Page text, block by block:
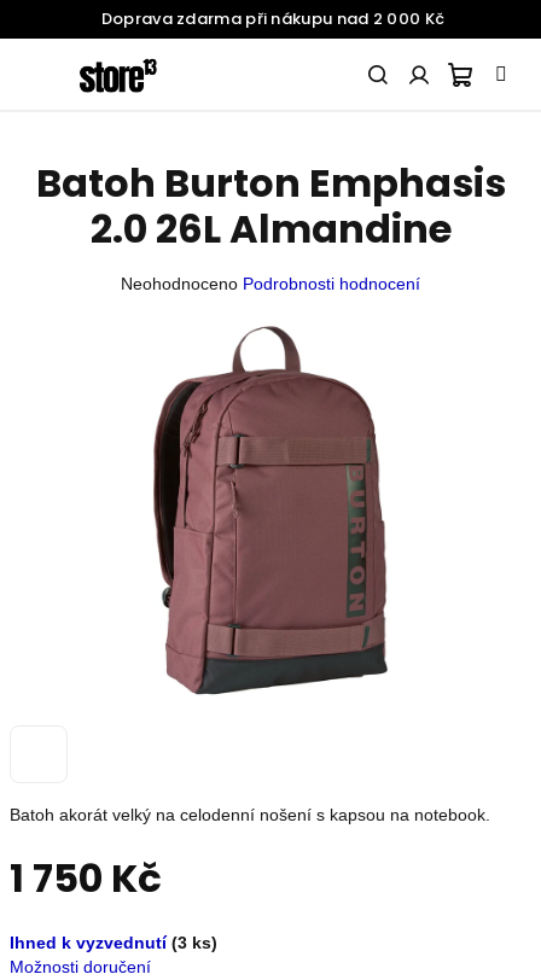
Doprava zdarma při nákupu nad 2 000 Kč
košík
SNOWBOARDING
BATOHY
DOPLŇKY
si
rady?
výběrem.
+420739230026
Batoh akorát velký na celodenní nošení s kapsou na notebook.
1 750 Kč
cena:
Ihned k vyzvednutí(3 ks)
Možnosti doručení
Batoh Burton Emphasis
2.0 26L Almandine
Průměrné
hvězdiček.
Neohodnoceno Podrobnosti hodnocení